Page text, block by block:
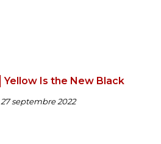
Yellow Is the New Black
27 septembre 2022